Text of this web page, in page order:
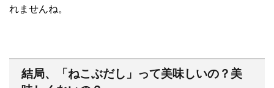
れませんね。
結局、「ねこぶだし」って美味しいの？美